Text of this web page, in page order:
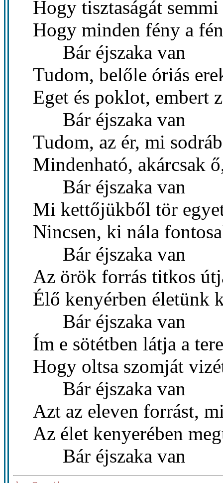
Hogy tisztaságát
Hogy minden fény a
Bár éjszaka van
Tudom, belőle óriás
Eget és poklot, embert
Bár éjszaka van
Tudom, az ér, mi
Mindenható, akárcsak
Bár éjszaka van
Mi kettőjükből tör
Nincsen, ki nála
Bár éjszaka van
Az örök forrás titkos
Élő kenyérben életünk
Bár éjszaka van
Ím e sötétben látja a
Hogy oltsa szomját
Bár éjszaka van
Azt az eleven forrást,
Az élet kenyerében
Bár éjszaka van